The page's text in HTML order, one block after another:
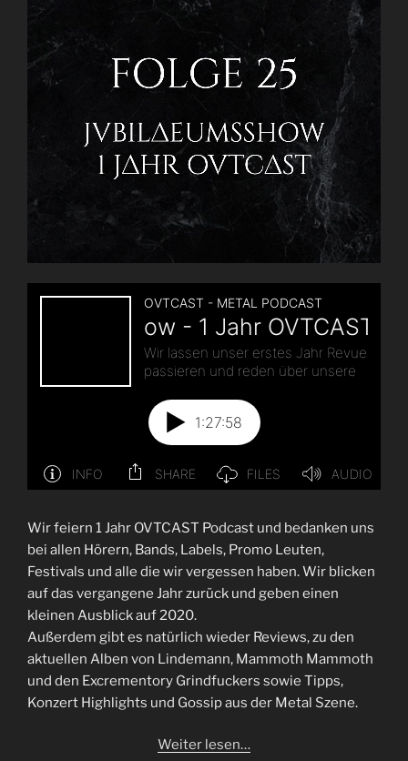
Wir feiern 1 Jahr OVTCAST Podcast und bedanken uns
bei allen Hörern, Bands, Labels, Promo Leuten,
Festivals und alle die wir vergessen haben. Wir blicken
auf das vergangene Jahr zurück und geben einen
kleinen Ausblick auf 2020.
Außerdem gibt es natürlich wieder Reviews, zu den
aktuellen Alben von Lindemann, Mammoth Mammoth
und den Excrementory Grindfuckers sowie Tipps,
Konzert Highlights und Gossip aus der Metal Szene.
Weiter lesen…